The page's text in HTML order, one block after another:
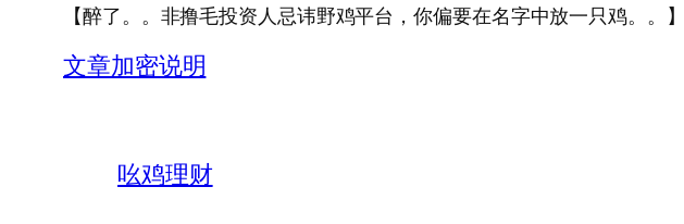
【醉了。。非撸毛投资人忌讳野鸡平台，你偏要在名字中放一只鸡。。】
文章加密说明
吆鸡理财